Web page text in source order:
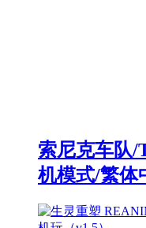
索尼克车队/
机模式/繁体